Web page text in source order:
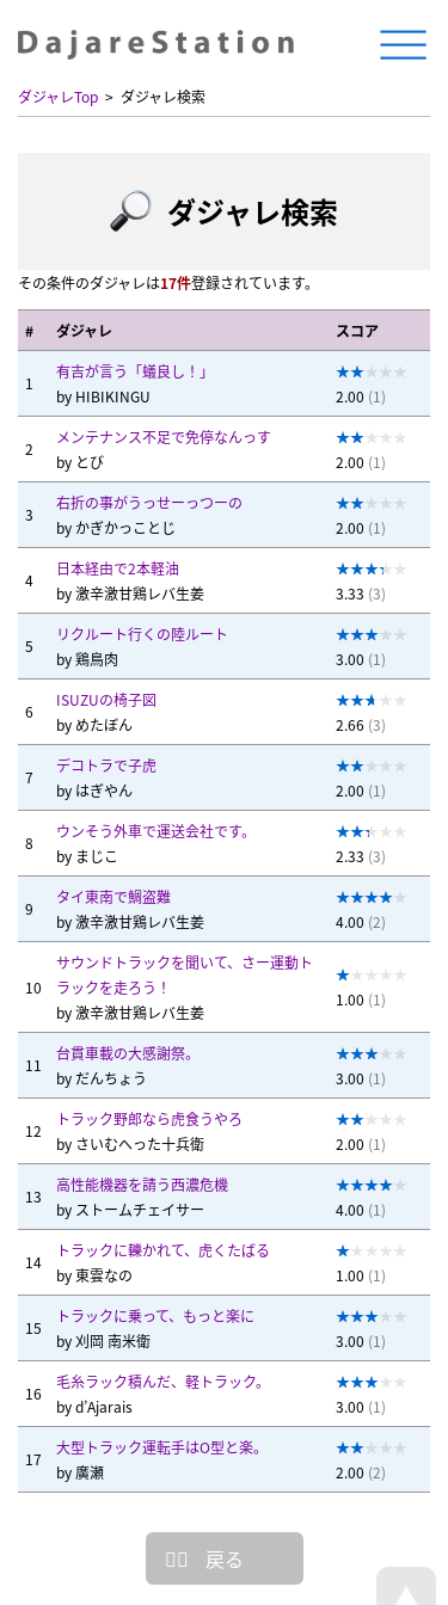
ダジャレTop ダジャレ検索
ダジャレ検索
その条件のダジャレは17件登録されています。
# ダジャレ スコア
1
有吉が言う「蟻良し！」
by HIBIKINGU 2.00 (1)
2
メンテナンス不足で免停なんっす
by とび 2.00 (1)
3
右折の事がうっせーっつーの
by かぎかっことじ 2.00 (1)
4
日本経由で2本軽油
by激辛激甘鶏レバ生姜 3.33 (3)
5
リクルート行くの陸ルート
by鶏鳥肉 3.00 (1)
6
ISUZUの椅子図
by めたぼん 2.66 (3)
7
デコトラで子虎
by はぎやん 2.00 (1)
8
ウンそう外車で運送会社です。
by まじこ 2.33 (3)
9
タイ東南で鯛盗難
by激辛激甘鶏レバ生姜 4.00 (2)
10
サウンドトラックを聞いて、さー運動ト
ラックを走ろう！
by激辛激甘鶏レバ生姜
1.00 (1)
11
台貫車載の大感謝祭。
byだんちょう 3.00 (1)
12
トラック野郎なら虎食うやろ
by さいむへった十兵衛 2.00 (1)
13
高性能機器を請う西濃危機
by ストームチェイサー 4.00 (1)
14
トラックに轢かれて、虎くたばる
by東雲なの 1.00 (1)
15
トラックに乗って、もっと楽に
by刈岡 南米衛 3.00 (1)
16
毛糸ラック積んだ、軽トラック。
byd’Ajarais 3.00 (1)
17
大型トラック運転手はO型と楽。
by 廣瀬 2.00 (2)
戻る